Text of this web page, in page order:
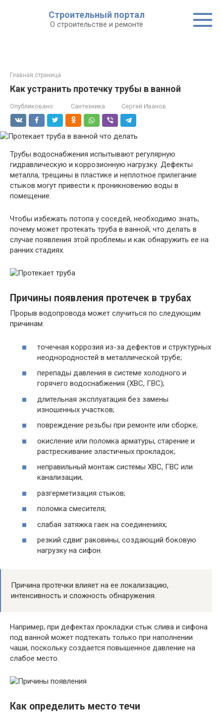
Строительный портал
О строительстве и ремонте
Главная страница
Как устранить протечку трубы в ванной
Опубликовано: Сантехника Сергей Иванов
Трубы водоснабжения испытывают регулярную
гидравлическую и коррозионную нагрузку. Дефекты
металла, трещины в пластике и неплотное прилегание
стыков могут привести к проникновению воды в
помещение.
Чтобы избежать потопа у соседей, необходимо знать,
почему может протекать труба в ванной, что делать в
случае появления этой проблемы и как обнаружить ее на
ранних стадиях.
Причины появления протечек в трубах
Прорыв водопровода может случиться по следующим
причинам:
точечная коррозия из-за дефектов и структурных
неоднородностей в металлической трубе;
перепады давления в системе холодного и
горячего водоснабжения (ХВС, ГВС);
длительная эксплуатация без замены
изношенных участков;
повреждение резьбы при ремонте или сборке;
окисление или поломка арматуры, старение и
растрескивание эластичных прокладок;
неправильный монтаж системы ХВС, ГВС или
канализации;
разгерметизация стыков;
поломка смесителя;
слабая затяжка гаек на соединениях;
резкий сдвиг раковины, создающий боковую
нагрузку на сифон.
Причина протечки влияет на ее локализацию,
интенсивность и сложность обнаружения.
Например, при дефектах прокладки стык слива и сифона
под ванной может подтекать только при наполнении
чаши, поскольку создается повышенное давление на
слабое место.
Как определить место течи